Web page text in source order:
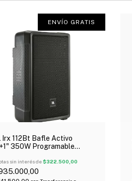
ENVÍO GRATIS
Irx 112Bt Bafle Activo
350W Programable
sin interés de$322.500,00